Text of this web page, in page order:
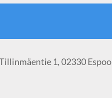
1, 02330 Espoo